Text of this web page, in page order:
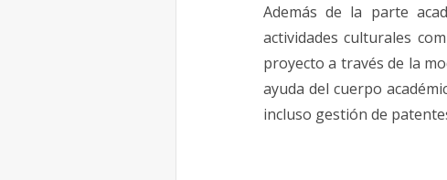
Además de la parte
actividades culturales
proyecto a través de la
ayuda del cuerpo
incluso gestión de